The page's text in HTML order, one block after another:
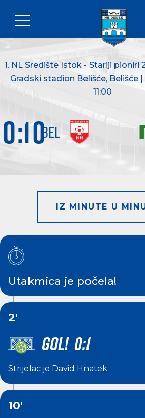
1. NL Središte Istok - Stariji pioniri
Gradski stadion Belišće, Belišće |
11:00
BEL
0:10
IZ MINUTE U
Utakmica je počela!
2'
GOL! 0:1
Strijelac je David Hnatek.
10'